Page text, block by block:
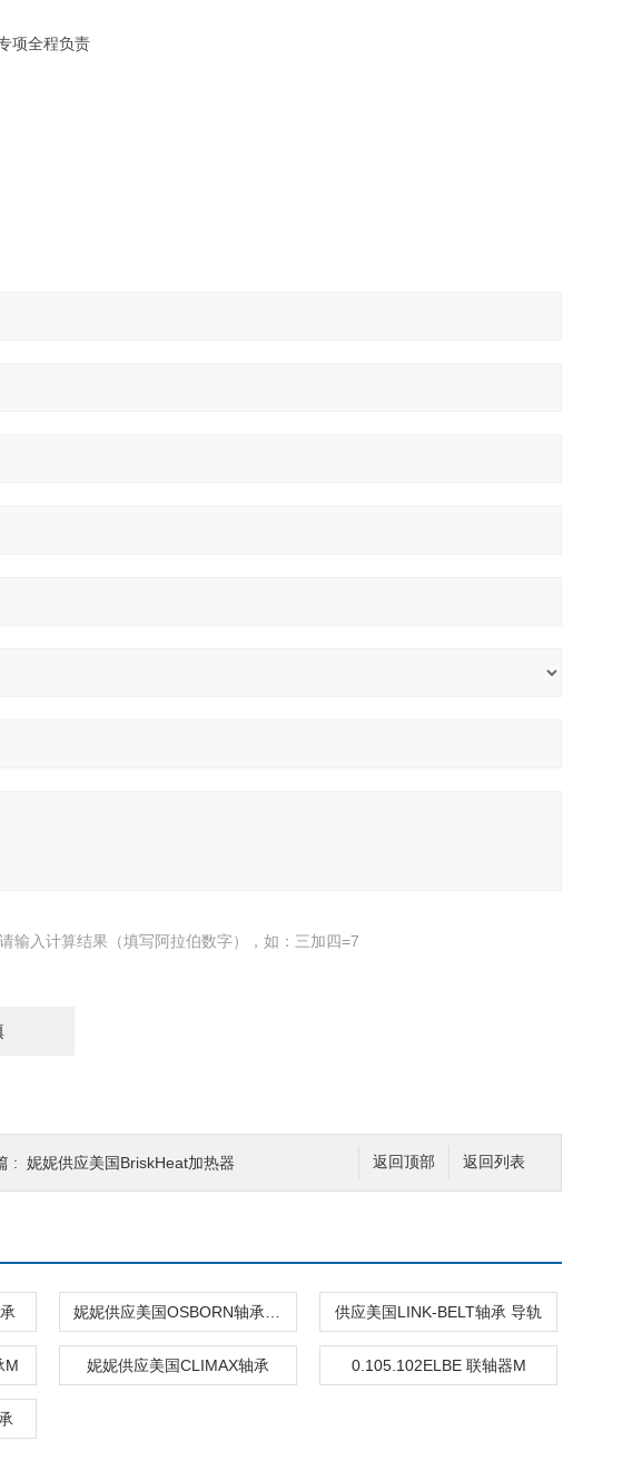
项全程负责
请输入计算结果（填写阿拉伯数字），如：三加四=7
返回列表
返回顶部
: 妮妮供应美国BriskHeat加热器
供应美国LINK-BELT轴承 导轨
M 妮妮供应美国CLIMAX轴承 0.105.102ELBE 联轴器M